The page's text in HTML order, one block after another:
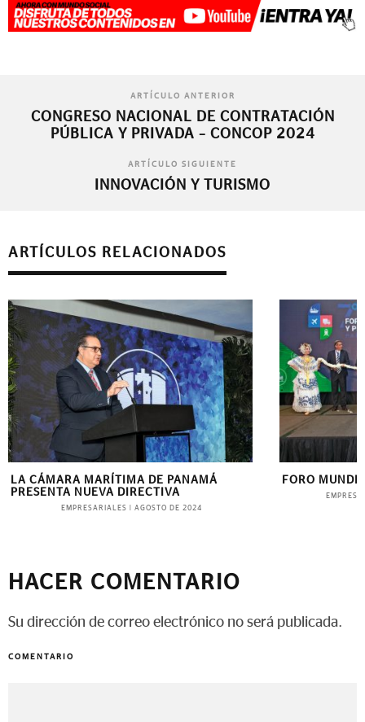
ARTÍCULO ANTERIOR
CONGRESO NACIONAL DE CONTRATACIÓN
PÚBLICA Y PRIVADA – CONCOP 2024
ARTÍCULO SIGUIENTE
INNOVACIÓN Y TURISMO
ARTÍCULOS RELACIONADOS
LA CÁMARA MARÍTIMA DE PANAMÁ
PRESENTA NUEVA DIRECTIVA
EMPRESARIALES | AGOSTO DE 2024
FORO
HACER COMENTARIO
Su dirección de correo electrónico no será publicada.
COMENTARIO